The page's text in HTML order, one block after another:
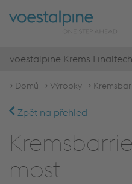
voestalpine Krems
Domů Výrobky
Zpět na přehled
most